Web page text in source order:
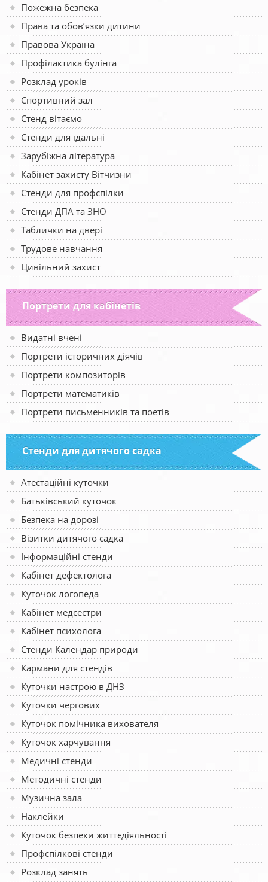
Пожежна безпека
Права та обов’язки дитини
Правова Україна
Профілактика булінга
Розклад уроків
Спортивний зал
Стенд вітаємо
Стенди для їдальні
Зарубіжна література
Кабінет захисту Вітчизни
Стенди для профспілки
Стенди ДПА та ЗНО
Таблички на двері
Трудове навчання
Цивільний захист
Портрети для кабінетів
Видатні вчені
Портрети історичних діячів
Портрети композиторів
Портрети математиків
Портрети письменників та поетів
Стенди для дитячого садка
Атестаційні куточки
Батьківський куточок
Безпека на дорозі
Візитки дитячого садка
Інформаційні стенди
Кабінет дефектолога
Куточок логопеда
Кабінет медсестри
Кабінет психолога
Стенди Календар природи
Кармани для стендів
Куточки настрою в ДНЗ
Куточки чергових
Куточок помічника вихователя
Куточок харчування
Медичні стенди
Методичні стенди
Музична зала
Наклейки
Куточок безпеки життєдіяльності
Профспілкові стенди
Розклад занять